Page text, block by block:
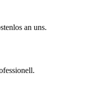
an uns.